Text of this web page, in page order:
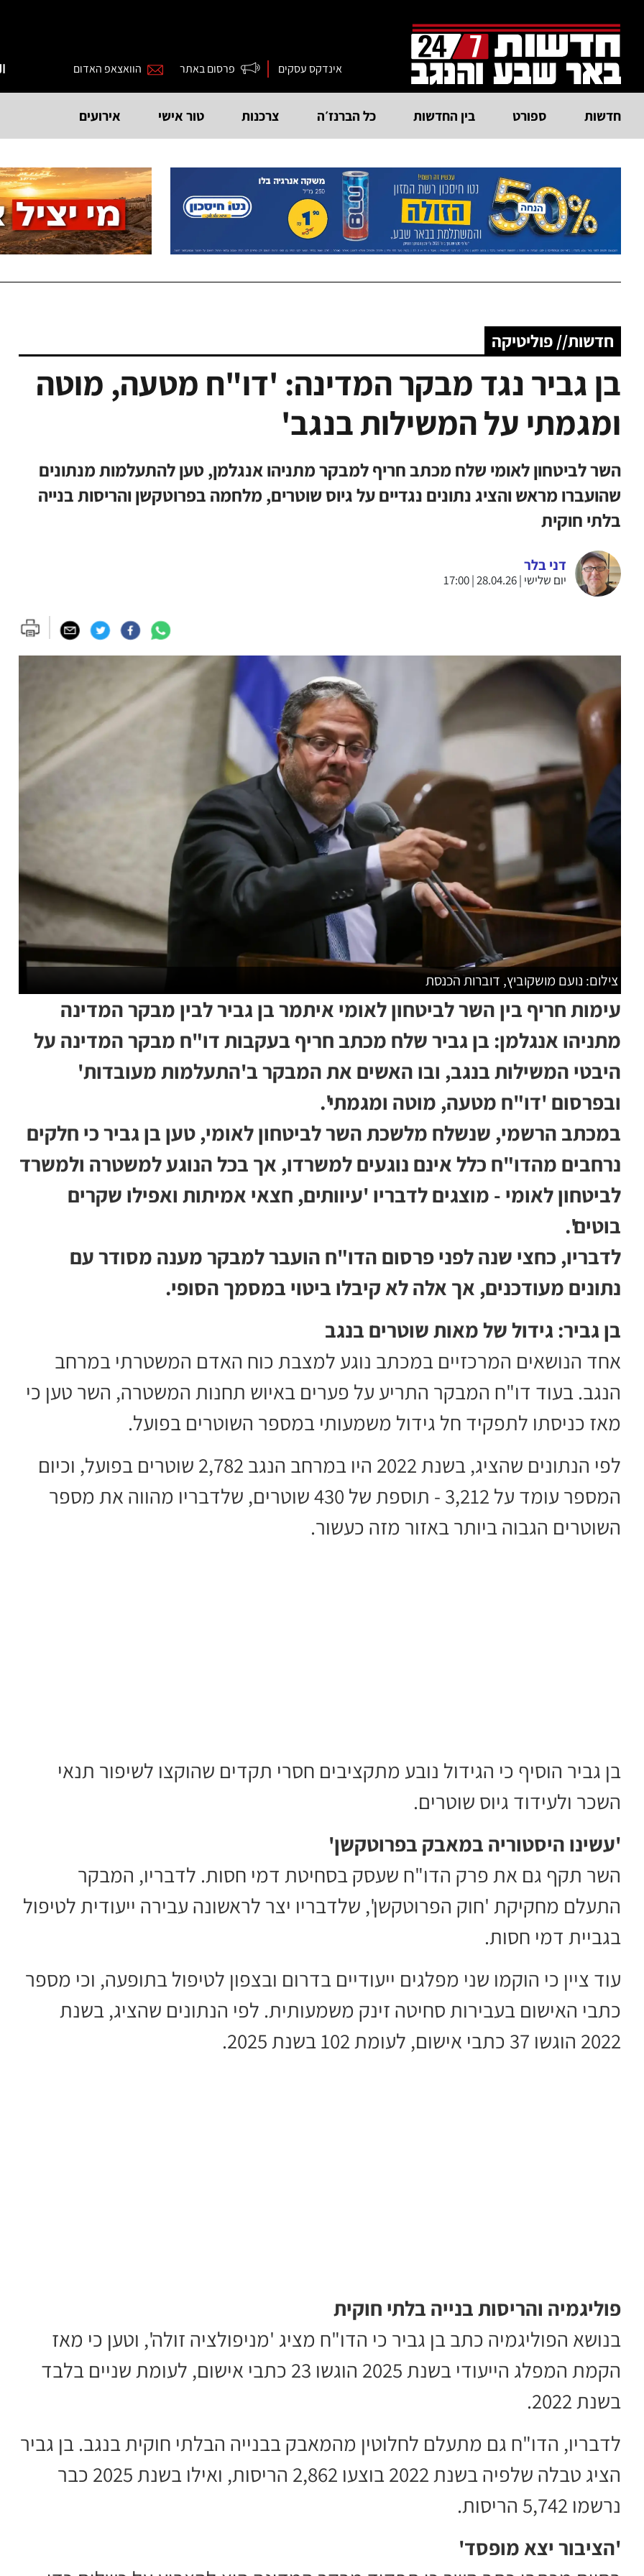
אינדקס עסקים פרסום באתר הוואצאפ האדום
חדשות ספורט בין החדשות כל הברנז׳ה צרכנות טור אישי אירועים
חדשות// פוליטיקה
בן גביר נגד מבקר המדינה: 'דו"ח מטעה, מוטה
ומגמתי על המשילות בנגב'
השר לביטחון לאומי שלח מכתב חריף למבקר מתניהו אנגלמן, טען להתעלמות מנתונים
שהועברו מראש והציג נתונים נגדיים על גיוס שוטרים, מלחמה בפרוטקשן והריסות בנייה
בלתי חוקית
דני בלר
יום שלישי | 28.04.26 | 17:00
צילום: נועם מושקוביץ, דוברות הכנסת
עימות חריף בין השר לביטחון לאומי איתמר בן גביר לבין מבקר המדינה
מתניהו אנגלמן: בן גביר שלח מכתב חריף בעקבות דו"ח מבקר המדינה על
היבטי המשילות בנגב, ובו האשים את המבקר ב'התעלמות מעובדות'
ובפרסום 'דו"ח מטעה, מוטה ומגמתי'.
במכתב הרשמי, שנשלח מלשכת השר לביטחון לאומי, טען בן גביר כי חלקים
נרחבים מהדו"ח כלל אינם נוגעים למשרדו, אך בכל הנוגע למשטרה ולמשרד
לביטחון לאומי - מוצגים לדבריו 'עיוותים, חצאי אמיתות ואפילו שקרים
בוטים'.
לדבריו, כחצי שנה לפני פרסום הדו"ח הועבר למבקר מענה מסודר עם
נתונים מעודכנים, אך אלה לא קיבלו ביטוי במסמך הסופי.
בן גביר: גידול של מאות שוטרים בנגב
אחד הנושאים המרכזיים במכתב נוגע למצבת כוח האדם המשטרתי במרחב
הנגב. בעוד דו"ח המבקר התריע על פערים באיוש תחנות המשטרה, השר טען כי
מאז כניסתו לתפקיד חל גידול משמעותי במספר השוטרים בפועל.
לפי הנתונים שהציג, בשנת 2022 היו במרחב הנגב 2,782 שוטרים בפועל, וכיום
המספר עומד על 3,212 - תוספת של 430 שוטרים, שלדבריו מהווה את מספר
השוטרים הגבוה ביותר באזור מזה כעשור.
בן גביר הוסיף כי הגידול נובע מתקציבים חסרי תקדים שהוקצו לשיפור תנאי
השכר ולעידוד גיוס שוטרים.
'עשינו היסטוריה במאבק בפרוטקשן'
השר תקף גם את פרק הדו"ח שעסק בסחיטת דמי חסות. לדבריו, המבקר
התעלם מחקיקת 'חוק הפרוטקשן', שלדבריו יצר לראשונה עבירה ייעודית לטיפול
בגביית דמי חסות.
עוד ציין כי הוקמו שני מפלגים ייעודיים בדרום ובצפון לטיפול בתופעה, וכי מספר
כתבי האישום בעבירות סחיטה זינק משמעותית. לפי הנתונים שהציג, בשנת
2022 הוגשו 37 כתבי אישום, לעומת 102 בשנת 2025.
פוליגמיה והריסות בנייה בלתי חוקית
בנושא הפוליגמיה כתב בן גביר כי הדו"ח מציג 'מניפולציה זולה', וטען כי מאז
הקמת המפלג הייעודי בשנת 2025 הוגשו 23 כתבי אישום, לעומת שניים בלבד
בשנת 2022.
לדבריו, הדו"ח גם מתעלם לחלוטין מהמאבק בבנייה הבלתי חוקית בנגב. בן גביר
הציג טבלה שלפיה בשנת 2022 בוצעו 2,862 הריסות, ואילו בשנת 2025 כבר
נרשמו 5,742 הריסות.
'הציבור יצא מופסד'